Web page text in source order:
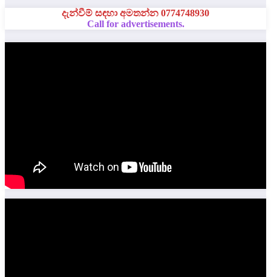
දැන්වීම් සඳහා අමතන්න 0774748930
Call for advertisements.